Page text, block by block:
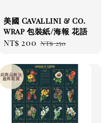
美國 Cavallini & Co.
wrap 包裝紙/海報 花語
Sale
NT$ 200 Regular
NT$ 250
此商品無法
超商取貨